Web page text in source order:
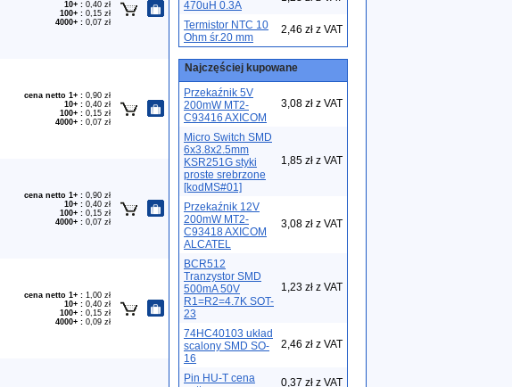
10+ : 0,40 zł
100+ : 0,15 zł
4000+ : 0,07 zł
cena netto 1+ : 0,90 zł
10+ : 0,40 zł
100+ : 0,15 zł
4000+ : 0,07 zł
cena netto 1+ : 0,90 zł
10+ : 0,40 zł
100+ : 0,15 zł
4000+ : 0,07 zł
cena netto 1+ : 1,00 zł
10+ : 0,40 zł
100+ : 0,15 zł
4000+ : 0,09 zł
470uH 0.3A
Termistor NTC 10
Ohm śr.20 mm
2,46 zł z VAT
Najczęściej kupowane
Przekaźnik 5V
200mW MT2-
C93416 AXICOM
3,08 zł z VAT
Micro Switch SMD
6x3.8x2.5mm
KSR251G styki
proste srebrzone
[kodMS#01]
1,85 zł z VAT
Przekaźnik 12V
200mW MT2-
C93418 AXICOM
ALCATEL
3,08 zł z VAT
BCR512
Tranzystor SMD
500mA 50V
R1=R2=4.7K SOT-
23
1,23 zł z VAT
74HC40103 układ
scalony SMD SO-
16
2,46 zł z VAT
Pin HU-T cena
0,37 zł z VAT